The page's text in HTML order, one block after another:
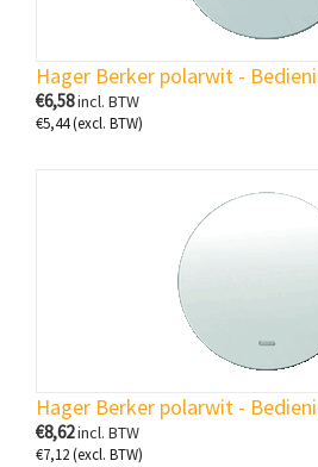
Hager Berker polarwit -
€6,58incl. BTW
€5,44(excl. BTW)
Hager Berker polarwit -
€8,62incl. BTW
€7,12(excl. BTW)